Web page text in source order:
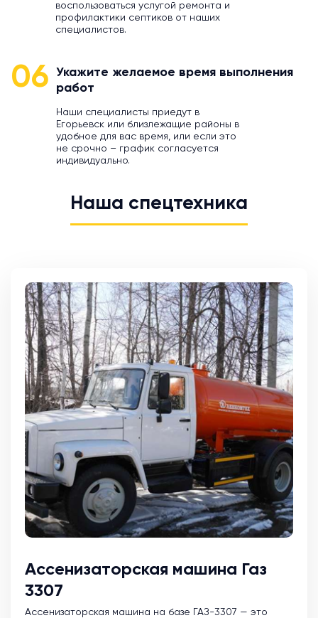
воспользоваться услугой ремонта и
профилактики септиков от наших
специалистов.
06
Укажите желаемое время выполнения
работ
Наши специалисты приедут в
Егорьевск или близлежащие районы в
удобное для вас время, или если это
не срочно – график согласуется
индивидуально.
Наша спецтехника
Ассенизаторская машина Газ
3307
Ассенизаторская машина на базе ГАЗ-3307 — это